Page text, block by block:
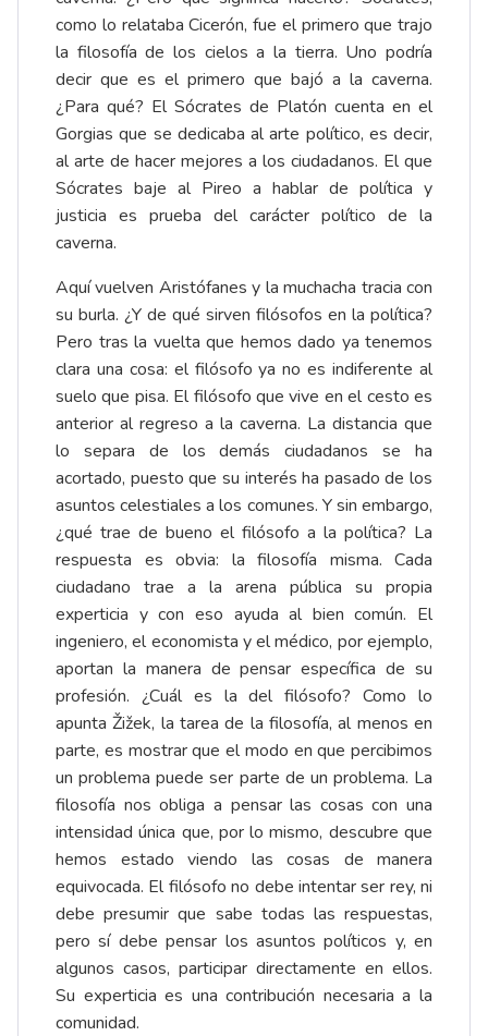
como lo relataba Cicerón, fue el primero que trajo
la filosofía de los cielos a la tierra. Uno podría
decir que es el primero que bajó a la caverna.
¿Para qué? El Sócrates de Platón cuenta en el
Gorgias que se dedicaba al arte político, es decir,
al arte de hacer mejores a los ciudadanos. El que
Sócrates baje al Pireo a hablar de política y
justicia es prueba del carácter político de la
caverna.
Aquí vuelven Aristófanes y la muchacha tracia con
su burla. ¿Y de qué sirven filósofos en la política?
Pero tras la vuelta que hemos dado ya tenemos
clara una cosa: el filósofo ya no es indiferente al
suelo que pisa. El filósofo que vive en el cesto es
anterior al regreso a la caverna. La distancia que
lo separa de los demás ciudadanos se ha
acortado, puesto que su interés ha pasado de los
asuntos celestiales a los comunes. Y sin embargo,
¿qué trae de bueno el filósofo a la política? La
respuesta es obvia: la filosofía misma. Cada
ciudadano trae a la arena pública su propia
experticia y con eso ayuda al bien común. El
ingeniero, el economista y el médico, por ejemplo,
aportan la manera de pensar específica de su
profesión. ¿Cuál es la del filósofo? Como lo
apunta Žižek, la tarea de la filosofía, al menos en
parte, es mostrar que el modo en que percibimos
un problema puede ser parte de un problema. La
filosofía nos obliga a pensar las cosas con una
intensidad única que, por lo mismo, descubre que
hemos estado viendo las cosas de manera
equivocada. El filósofo no debe intentar ser rey, ni
debe presumir que sabe todas las respuestas,
pero sí debe pensar los asuntos políticos y, en
algunos casos, participar directamente en ellos.
Su experticia es una contribución necesaria a la
comunidad.